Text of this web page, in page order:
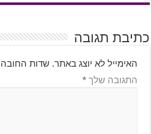
כתיבת תגובה
האימייל לא יוצג באתר. שדות החובה
התגובה שלך *